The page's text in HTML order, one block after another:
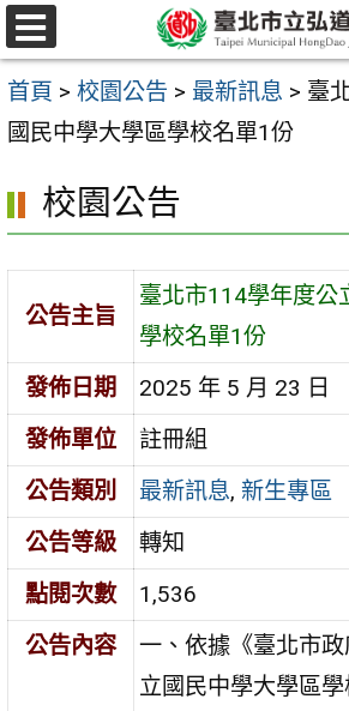
跳
至
主
要
容
區
選
單
首頁 > 校園公告 > 最新訊息 > 臺
國民中學大學區學校名單1份
校園公告
公告主旨
臺北市114學年度公
學校名單1份
發佈日期
2025 年 5 月 23 日
發佈單位
註冊組
公告類別
最新訊息,新生專區
公告等級
轉知
點閱次數
1,536
公告內容
一、依據《臺北市
立國民中學大學區